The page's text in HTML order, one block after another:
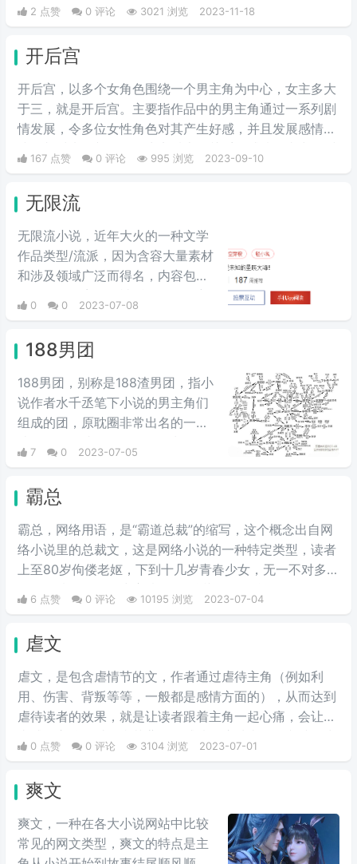
2 点赞 0 评论 3021 浏览 2023-11-18
开后宫
开后宫，以多个女角色围绕一个男主角为中心，女主多大
于三，就是开后宫。主要指作品中的男主角通过一系列剧
情发展，令多位女性角色对其产生好感，并且发展感情
昧属性居多。以往在日本动漫或轻小说中广泛存在，而国
情。
167 点赞 0 评论 995 浏览 2023-09-10
无限流
无限流小说，近年大火的一种文学
作品类型/流派，因为含容大量素材
和涉及领域广泛而得名，内容包括
的《无限恐怖》虽然不能说是发源
地，但他确实是将无限流发扬光大
的重要一环。
0 0 2023-07-08
188男团
188男团，别称是188渣男团，指小
说作者水千丞笔下小说的男主角们
组成的团，原耽圈非常出名的一个
7 0 2023-07-05
霸总
霸总，网络用语，是“霸道总裁”的缩写，这个概念出自网
络小说里的总裁文，这是网络小说的一种特定类型，读者
上至80岁佝偻老妪，下到十几岁青春少女，无一不对多金
6 点赞 0 评论 10195 浏览 2023-07-04
虐文
虐文，是包含虐情节的文，作者通过虐待主角（例如利
用、伤害、背叛等等，一般都是感情方面的），从而达到
虐待读者的效果，就是让读者跟着主角一起心痛，会让读
文。虐文分为两种，虐待主角和虐待读者。
0 点赞 0 评论 3104 浏览 2023-07-01
爽文
爽文，一种在各大小说网站中比较
常见的网文类型，爽文的特点是主